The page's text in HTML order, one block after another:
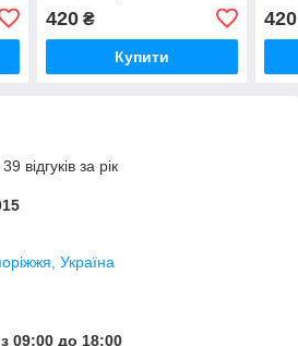
420₴
Купити
420
відгуків за рік
Україна
09:00 до 18:00